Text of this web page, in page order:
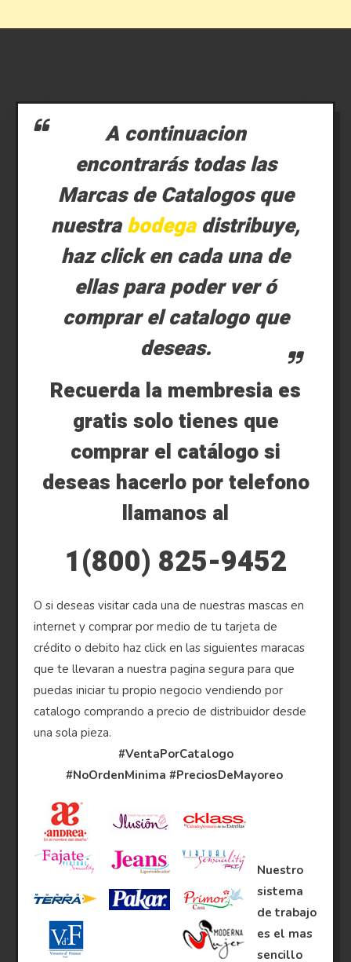
A continuacion
encontrarás todas las
Marcas de Catalogos que
nuestrabodegadistribuye,
haz click en cada una de
ellas para poder ver ó
comprar el catalogo que
deseas.
Recuerda la membresia es
gratis solo tienes que
comprar el catálogo si
deseas hacerlo por telefono
llamanos al
1(800) 825-9452
O si deseas visitar cada una de nuestras mascas en
internet y comprar por medio de tu tarjeta de
crédito o debito haz click en las siguientes maracas
que te llevaran a nuestra pagina segura para que
puedas iniciar tu propio negocio vendiendo por
catalogo comprando a precio de distribuidor desde
una sola pieza.
#VentaPorCatalogo
#NoOrdenMinima #PreciosDeMayoreo
Nuestro
sistema
de trabajo
es el mas
sencillo